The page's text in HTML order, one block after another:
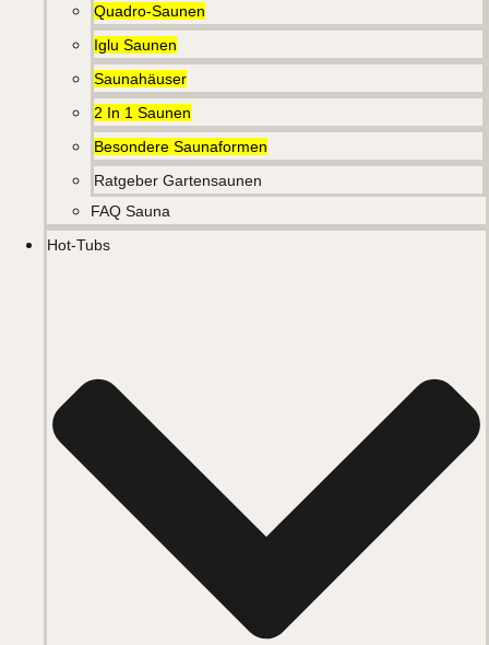
Quadro-Saunen
Iglu Saunen
Saunahäuser
2 In 1 Saunen
Besondere Saunaformen
Ratgeber Gartensaunen
FAQ Sauna
Hot-Tubs